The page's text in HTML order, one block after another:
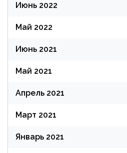
Июнь 2022
Май 2022
Июнь 2021
Май 2021
Апрель 2021
Март 2021
Январь 2021